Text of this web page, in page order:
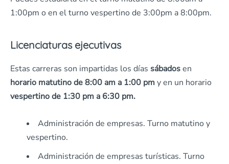
1:00pm o en el turno vespertino de 3:00pm a 8:00pm.
Licenciaturas ejecutivas
Estas carreras son impartidas los días sábadosen
horario matutino de 8:00 am a 1:00 pmy en un horario
vespertino de 1:30 pm a 6:30 pm.
Administración de empresas. Turno matutino y
vespertino.
Administración de empresas turísticas. Turno